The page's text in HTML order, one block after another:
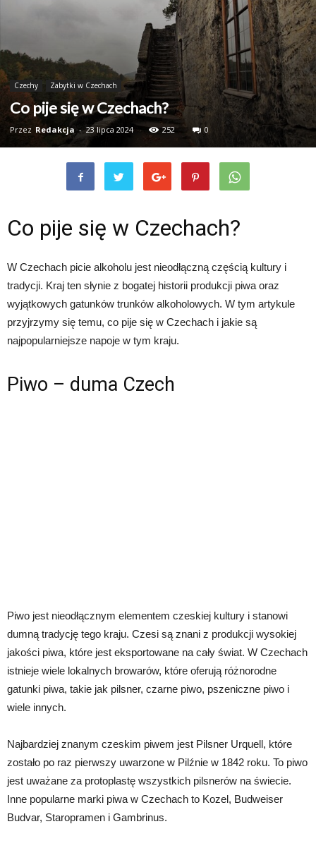
Czechy Zabytki w Czechach
Co pije się w Czechach?
Przez Redakcja - 23 lipca 2024 252 0
Co pije się w Czechach?
W Czechach picie alkoholu jest nieodłączną częścią kultury i
tradycji. Kraj ten słynie z bogatej historii produkcji piwa oraz
wyjątkowych gatunków trunków alkoholowych. W tym artykule
przyjrzymy się temu, co pije się w Czechach i jakie są
najpopularniejsze napoje w tym kraju.
Piwo – duma Czech
Piwo jest nieodłącznym elementem czeskiej kultury i stanowi
dumną tradycję tego kraju. Czesi są znani z produkcji wysokiej
jakości piwa, które jest eksportowane na cały świat. W Czechach
istnieje wiele lokalnych browarów, które oferują różnorodne
gatunki piwa, takie jak pilsner, czarne piwo, pszeniczne piwo i
wiele innych.
Najbardziej znanym czeskim piwem jest Pilsner Urquell, które
zostało po raz pierwszy uwarzone w Pilźnie w 1842 roku. To piwo
jest uważane za protoplastę wszystkich pilsnerów na świecie.
Inne popularne marki piwa w Czechach to Kozel, Budweiser
Budvar, Staropramen i Gambrinus.